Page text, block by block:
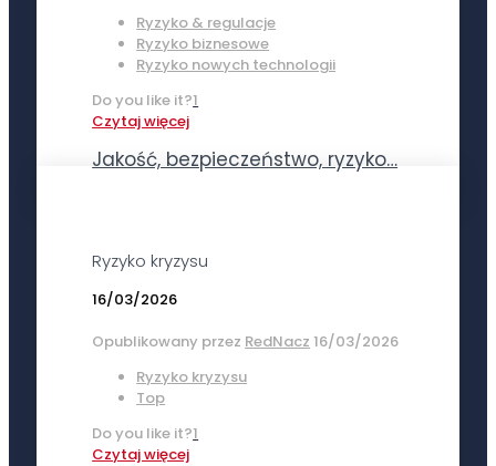
Ryzyko & regulacje
Ryzyko biznesowe
Ryzyko nowych technologii
Do you like it?1
Czytaj więcej
Jakość, bezpieczeństwo, ryzyko…
Ryzyko kryzysu
16/03/2026
Opublikowany przez RedNacz 16/03/2026
Ryzyko kryzysu
Top
Do you like it?1
Czytaj więcej